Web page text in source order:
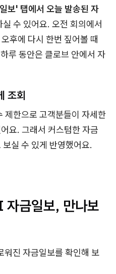
보' 탭에서 오늘 발송된 자
실 수 있어요. 오전 회의에서
후에 다시 한번 짚어볼 때
루 동안은 클로브 안에서 자
조회
제한으로 고객분들이 자세한
요. 그래서 커스텀한 자금
실 수 있게 반영했어요.
금일보, 만나보
진 자금일보를 확인해 보